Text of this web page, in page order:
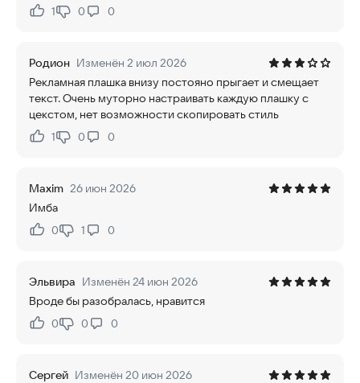
Нравится:
1Не нравится:
0 0
Родион Изменён 2 июл 2026
Рекламная плашка внизу постояно прыгает и смещает
текст. Очень муторно настраивать каждую плашку с
цекстом, нет возможности скопировать стиль
Нравится:
1Не нравится:
0 0
Maxim 26 июн 2026
Имба
Нравится:
0Не нравится:
1 0
Эльвира Изменён 24 июн 2026
Вроде бы разобралась, нравится
Нравится:
0Не нравится:
0 0
Сергей Изменён 20 июн 2026